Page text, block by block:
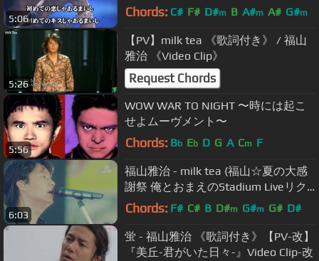
5:06 Chords: C# F# D#m B A#m A# G#m
5:26
【PV】milk tea 《歌詞付き》 / 福山
雅治 《Video Clip》
Request Chords
5:56
WOW WAR TO NIGHT 〜時には起こ
せよムーヴメント〜
Chords: Bb Eb D G A Cm F
6:03
福山雅治 - milk tea (福山☆夏の大感
謝祭 俺とおまえのStadium Liveリク
エスト!!～弾き語りでやっちゃいマッ
Chords: F# C# B D#m G#m G# D#
蛍 - 福山雅治 《歌詞付き》【PV-改】
『美丘-君がいた日々-』Video Clip-改